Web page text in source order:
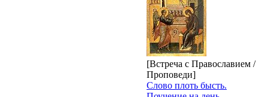
[Встреча с Православием /
Проповеди]
Слово плоть бысть.